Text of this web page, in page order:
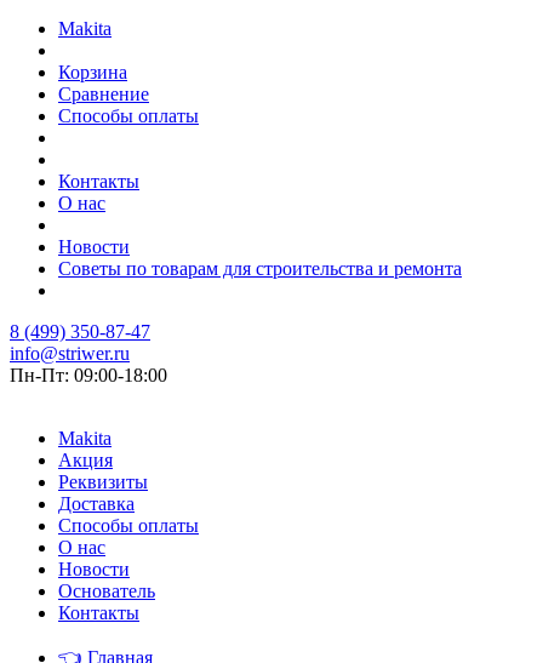
Makita
Корзина
Сравнение
Способы оплаты
Контакты
О нас
Новости
Советы по товарам для строительства и ремонта
8 (499) 350-87-47
info@striwer.ru
Пн-Пт: 09:00-18:00
Makita
Акция
Реквизиты
Доставка
Способы оплаты
О нас
Новости
Основатель
Контакты
👈 Главная